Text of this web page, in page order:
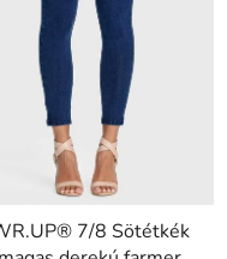
7/8 Sötétkék